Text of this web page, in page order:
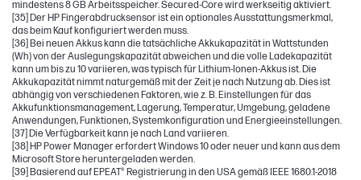
mindestens 8 GB Arbeitsspeicher. Secured-Core wird werkseitig aktiviert.
[35] Der HP Fingerabdrucksensor ist ein optionales Ausstattungsmerkmal,
das beim Kauf konfiguriert werden muss.
[36] Bei neuen Akkus kann die tatsächliche Akkukapazität in Wattstunden
(Wh) von der Auslegungskapazität abweichen und die volle Ladekapazität
kann um bis zu 10 variieren, was typisch für Lithium-Ionen-Akkus ist. Die
Akkukapazität nimmt naturgemäß mit der Zeit je nach Nutzung ab. Dies ist
abhängig von verschiedenen Faktoren, wie z. B. Einstellungen für das
Akkufunktionsmanagement, Lagerung, Temperatur, Umgebung, geladene
Anwendungen, Funktionen, Systemkonfiguration und Energieeinstellungen.
[37] Die Verfügbarkeit kann je nach Land variieren.
[38] HP Power Manager erfordert Windows 10 oder neuer und kann aus dem
Microsoft Store heruntergeladen werden.
[39] Basierend auf EPEAT® Registrierung in den USA gemäß IEEE 1680.1-2018